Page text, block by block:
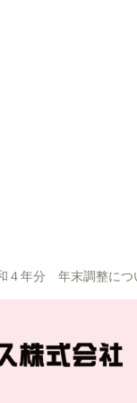
４年分 年末調整につ